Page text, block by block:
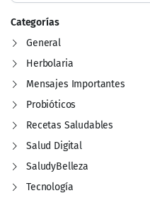
Categorías
General
Herbolaria
Mensajes Importantes
Probióticos
Recetas Saludables
Salud Digital
SaludyBelleza
Tecnología